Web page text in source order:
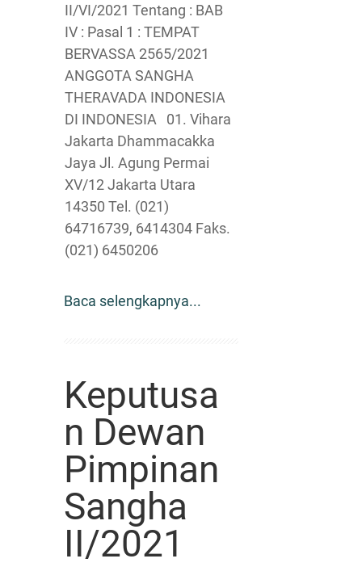
II/VI/2021 Tentang : BAB
IV : Pasal 1 : TEMPAT
BERVASSA 2565/2021
ANGGOTA SANGHA
THERAVADA INDONESIA
DI INDONESIA 01. Vihara
Jakarta Dhammacakka
Jaya Jl. Agung Permai
XV/12 Jakarta Utara
14350 Tel. (021)
64716739, 6414304 Faks.
(021) 6450206
Baca selengkapnya...
Keputusa
n Dewan
Pimpinan
Sangha
II/2021